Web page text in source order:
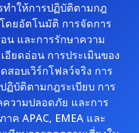
ทำให้การปฏิบัติตามกฎ
ดยอัตโนมัติ การจัดการ
น และการรักษาความ
ยดอ่อน การประเมินของ
สอบเวิร์กโฟลว์จริง การ
ฏิบัติตามกฎระเบียบ การ
วามปลอดภัย และการ
ค APAC, EMEA และ